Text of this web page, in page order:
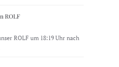
ROLF
ROLF um 18:19 Uhr nach